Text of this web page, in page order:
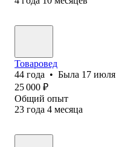
Товаровед
44 года • Была 17 июля
25 000 ₽
Общий опыт
23 года 4 месяца